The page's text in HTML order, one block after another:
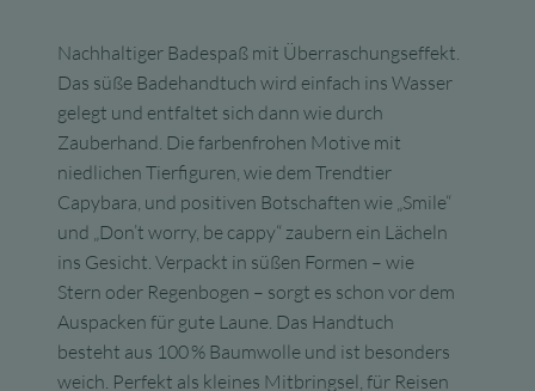
Nachhaltiger Badespaß mit Überraschungseffekt.
Das süße Badehandtuch wird einfach ins Wasser
gelegt und entfaltet sich dann wie durch
Zauberhand. Die farbenfrohen Motive mit
niedlichen Tierfiguren, wie dem Trendtier
Capybara, und positiven Botschaften wie „Smile“
und „Don’t worry, be cappy“ zaubern ein Lächeln
ins Gesicht. Verpackt in süßen Formen – wie
Stern oder Regenbogen – sorgt es schon vor dem
Auspacken für gute Laune. Das Handtuch
besteht aus 100 % Baumwolle und ist besonders
weich. Perfekt als kleines Mitbringsel, für Reisen